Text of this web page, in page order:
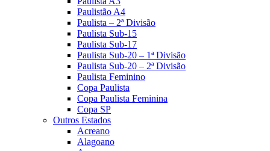
Paulistão A4
Paulista – 2ª Divisão
Paulista Sub-15
Paulista Sub-17
Paulista Sub-20 – 1ª Divisão
Paulista Sub-20 – 2ª Divisão
Paulista Feminino
Copa Paulista
Copa Paulista Feminina
Copa SP
Outros Estados
Acreano
Alagoano